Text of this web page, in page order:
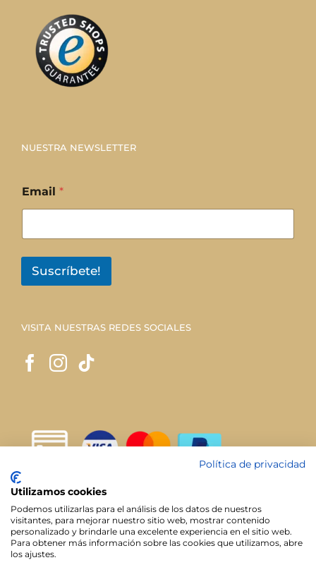
NUESTRA NEWSLETTER
Email *
Suscríbete!
VISITA NUESTRAS REDES SOCIALES
Política de privacidad
Utilizamos cookies
Podemos utilizarlas para el análisis de los datos de nuestros
visitantes, para mejorar nuestro sitio web, mostrar contenido
personalizado y brindarle una excelente experiencia en el sitio web.
Para obtener más información sobre las cookies que utilizamos, abre
los ajustes.